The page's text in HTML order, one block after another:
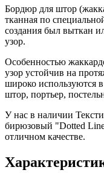
Бордюр для штор
тканная по
создания был выткан
узор.
Особенностью
узор устойчив на
широко используются
штор, портьер,
У нас в наличии
бирюзовый "Dotted
отличном качестве.